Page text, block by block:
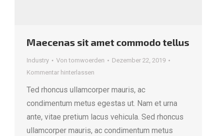
Maecenas sit amet commodo tellus
Industry Vontomwoerden
Dezember 22, 2019
Kommentar hinterlassen
Ted rhoncus ullamcorper mauris, ac
condimentum metus egestas ut. Nam et urna
ante, vitae pretium lacus vehicula. Sed rhoncus
ullamcorper mauris, ac condimentum metus